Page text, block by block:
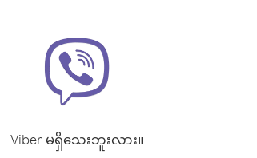
Viber မရှိသေးဘူးလား။